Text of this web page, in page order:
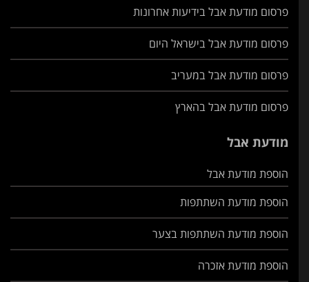
פרסום מודעת אבל בידיעות אחרונות
פרסום מודעת אבל בישראל היום
פרסום מודעת אבל במעריב
פרסום מודעת אבל בהארץ
מודעת אבל
הוספת מודעת אבל
הוספת מודעת השתתפות
הוספת מודעת השתתפות בצער
הוספת מודעת אזכרה